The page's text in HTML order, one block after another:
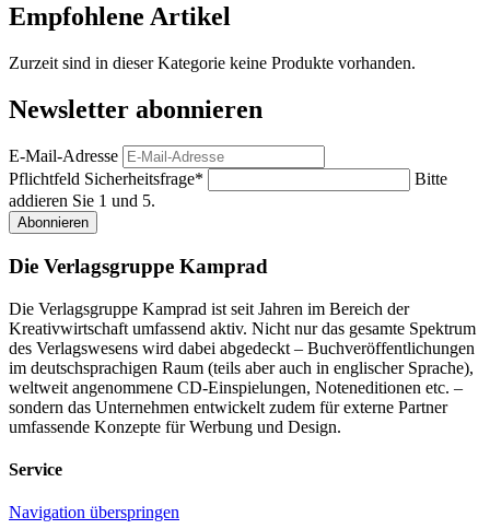
Empfohlene Artikel
Zurzeit sind in dieser Kategorie keine Produkte vorhanden.
Newsletter abonnieren
E-Mail-Adresse
Pflichtfeld Sicherheitsfrage*
Bitte
addieren Sie 1 und 5.
Abonnieren
Die Verlagsgruppe Kamprad
Die Verlagsgruppe Kamprad ist seit Jahren im Bereich der
Kreativwirtschaft umfassend aktiv. Nicht nur das gesamte Spektrum
des Verlagswesens wird dabei abgedeckt – Buchveröffentlichungen
im deutschsprachigen Raum (teils aber auch in englischer Sprache),
weltweit angenommene CD-Einspielungen, Noteneditionen etc. –
sondern das Unternehmen entwickelt zudem für externe Partner
umfassende Konzepte für Werbung und Design.
Service
Navigation überspringen